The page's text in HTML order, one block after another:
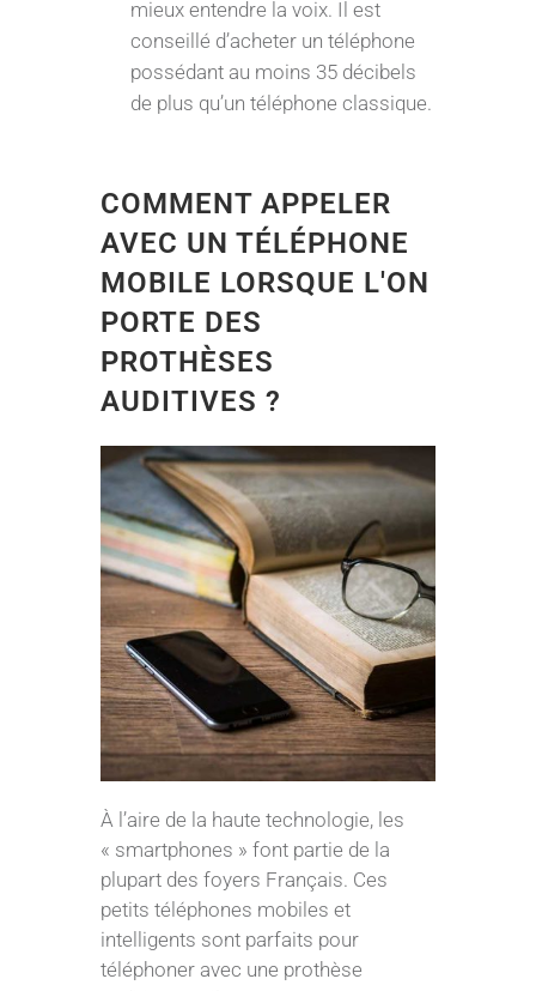
mieux entendre la voix. Il est
conseillé d’acheter un téléphone
possédant au moins 35 décibels
de plus qu’un téléphone classique.
COMMENT APPELER
AVEC UN TÉLÉPHONE
MOBILE LORSQUE L'ON
PORTE DES
PROTHÈSES
AUDITIVES ?
À l’aire de la haute technologie, les
« smartphones » font partie de la
plupart des foyers Français. Ces
petits téléphones mobiles et
intelligents sont parfaits pour
téléphoner avec une prothèse